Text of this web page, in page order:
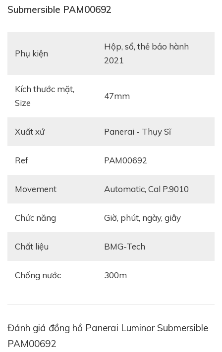
Submersible PAM00692
Phụ kiện
hộp, sổ, thẻ bảo hành
2021
Kích thước mặt,
Size
47mm
Xuất xứ Panerai - Thụy Sĩ
Ref PAM00692
Movement automatic, Cal P.9010
Chức năng giờ, phút, ngày, giây
Chất liệu BMG-Tech
Chống nước 300m
Đánh giá đồng hồ Panerai Luminor Submersible
PAM00692